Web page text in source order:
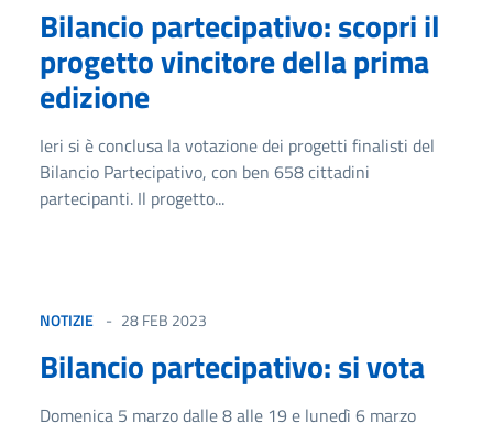
Bilancio partecipativo: scopri il
progetto vincitore della prima
edizione
Ieri si è conclusa la votazione dei progetti finalisti del
Bilancio Partecipativo, con ben 658 cittadini
partecipanti. Il progetto...
NOTIZIE 28 FEB 2023
Bilancio partecipativo: si vota
Domenica 5 marzo dalle 8 alle 19 e lunedì 6 marzo